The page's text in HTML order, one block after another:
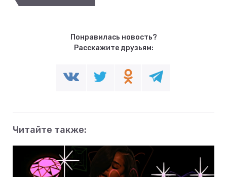
Понравилась новость?
Расскажите друзьям:
Читайте также: